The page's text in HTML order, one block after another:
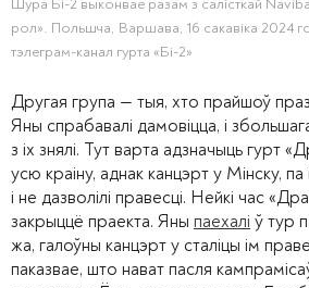
Шура Бі-2 выконвае разам з салісткай
рол». Польшча, Варшава, 16 сакавіка 2024
тэлеграм-канал гурта «Бі-2»
Другая група — тыя, хто прайшоў
Яны спрабавалі дамовіцца, і
з іх знялі. Тут варта адзначыць гурт
усю краіну, аднак канцэрт у Мінску, па
і не дазволілі правесці. Нейкі час
закрыццё праекта. Яны паехалі ў тур
жа, галоўны канцэрт у сталіцы ім
паказвае, што нават пасля